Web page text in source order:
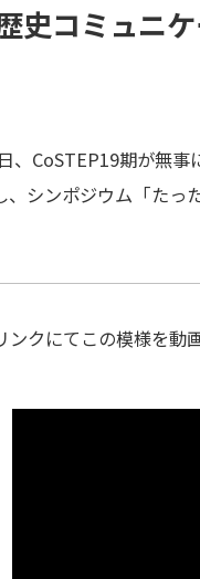
史コミュニ
、CoSTEP19期が無事
、シンポジウム「たっ
ンクにてこの模様を動